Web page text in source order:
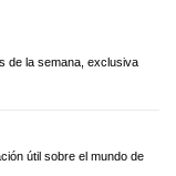
de la semana, exclusiva
útil sobre el mundo de